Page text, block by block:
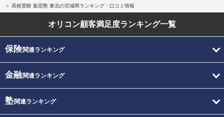
高校受験 集団塾 東北の宮城県ランキング・口コミ情報
オリコン顧客満足度ランキング一覧
保険関連ランキング
金融関連ランキング
塾関連ランキング